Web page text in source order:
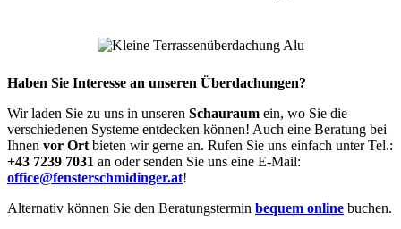
Haben Sie Interesse an unseren Überdachungen?
Wir laden Sie zu uns in unseren Schauraum ein, wo Sie die
verschiedenen Systeme entdecken können! Auch eine Beratung bei
Ihnen vor Ort bieten wir gerne an. Rufen Sie uns einfach unter Tel.:
+43 7239 7031 an oder senden Sie uns eine E-Mail:
office@fensterschmidinger.at!
Alternativ können Sie den Beratungstermin bequem online buchen.